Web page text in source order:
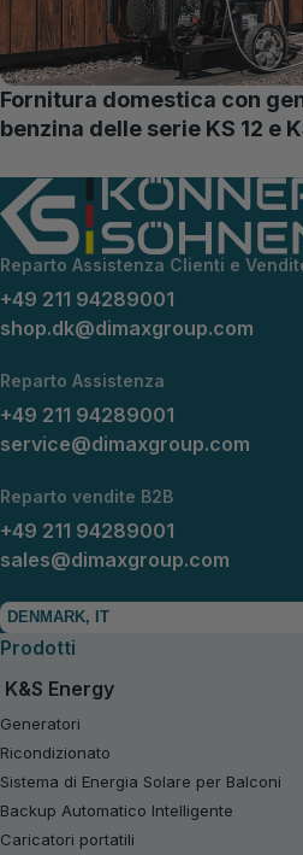
Fornitura domestica con
benzina delle serie KS 12 e
Reparto Assistenza Clienti e
+49 211 94289001
shop.dk@dimaxgroup.com
Reparto Assistenza
+49 211 94289001
service@dimaxgroup.com
Reparto vendite B2B
+49 211 94289001
sales@dimaxgroup.com
DENMARK, IT
Prodotti
K&S Energy
Generatori
Ricondizionato
Sistema di Energia Solare per Balconi
Backup Automatico Intelligente
Caricatori portatili